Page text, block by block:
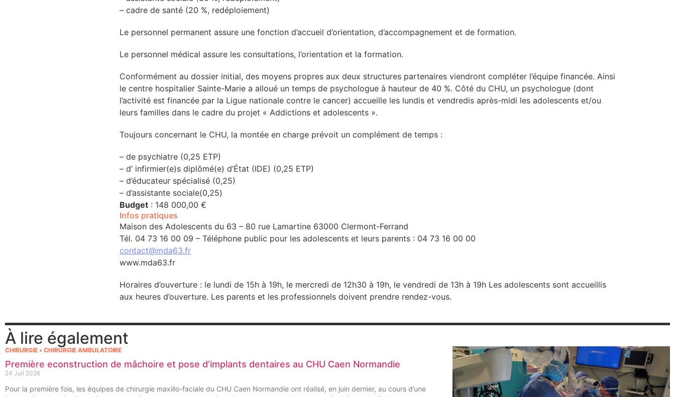
– cadre de santé (20 %, redéploiement)
Le personnel permanent assure une fonction d’accueil d’orientation, d’accompagnement et de formation.
Le personnel médical assure les consultations, l’orientation et la formation.
Conformément au dossier initial, des moyens propres aux deux structures partenaires viendront compléter l’équipe financée. Ainsi
le centre hospitalier Sainte-Marie a alloué un temps de psychologue à hauteur de 40 %. Côté du CHU, un psychologue (dont
l’activité est financée par la Ligue nationale contre le cancer) accueille les lundis et vendredis après-midi les adolescents et/ou
leurs familles dans le cadre du projet « Addictions et adolescents ».
Toujours concernant le CHU, la montée en charge prévoit un complément de temps :
– de psychiatre (0,25 ETP)
– d’ infirmier(e)s diplômé(e) d’État (IDE) (0,25 ETP)
– d’éducateur spécialisé (0,25)
– d’assistante sociale(0,25)
Budget : 148 000,00 €
Infos pratiques
Maison des Adolescents du 63 – 80 rue Lamartine 63000 Clermont-Ferrand
Tél. 04 73 16 00 09 – Téléphone public pour les adolescents et leurs parents : 04 73 16 00 00
contact@mda63.fr
www.mda63.fr
Horaires d’ouverture : le lundi de 15h à 19h, le mercredi de 12h30 à 19h, le vendredi de 13h à 19h Les adolescents sont accueillis
aux heures d’ouverture. Les parents et les professionnels doivent prendre rendez-vous.
À lire également
Première econstruction de mâchoire et pose d’implants dentaires au CHU Caen Normandie
24 Juil 2026
CHIRURGIE • CHIRURGIE AMBULATOIRE
Pour la première fois, les équipes de chirurgie maxillo-faciale du CHU Caen Normandie ont réalisé, en juin dernier, au cours d’une